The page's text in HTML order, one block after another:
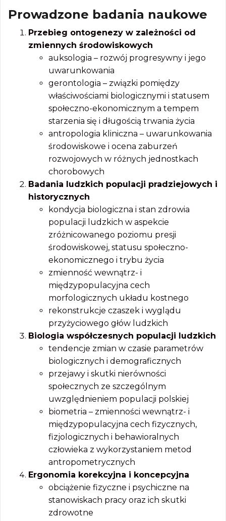
Prowadzone badania naukowe
Przebieg ontogenezy w zależności od
zmiennych środowiskowych
auksologia – rozwój progresywny i jego
uwarunkowania
gerontologia – związki pomiędzy
właściwościami biologicznymi i statusem
społeczno-ekonomicznym a tempem
starzenia się i długością trwania życia
antropologia kliniczna – uwarunkowania
środowiskowe i ocena zaburzeń
rozwojowych w różnych jednostkach
chorobowych
Badania ludzkich populacji pradziejowych i
historycznych
kondycja biologiczna i stan zdrowia
populacji ludzkich w aspekcie
zróżnicowanego poziomu presji
środowiskowej, statusu społeczno-
ekonomicznego i trybu życia
zmienność wewnątrz- i
międzypopulacyjna cech
morfologicznych układu kostnego
rekonstrukcje czaszek i wyglądu
przyżyciowego głów ludzkich
Biologia współczesnych populacji ludzkich
tendencje zmian w czasie parametrów
biologicznych i demograficznych
przejawy i skutki nierówności
społecznych ze szczególnym
uwzględnieniem populacji polskiej
biometria – zmienności wewnątrz- i
międzypopulacyjna cech fizycznych,
fizjologicznych i behawioralnych
człowieka z wykorzystaniem metod
antropometrycznych
Ergonomia korekcyjna i koncepcyjna
obciążenie fizyczne i psychiczne na
stanowiskach pracy oraz ich skutki
zdrowotne